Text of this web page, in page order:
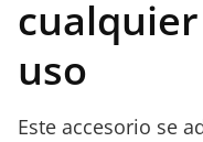
uso
Este accesorio se